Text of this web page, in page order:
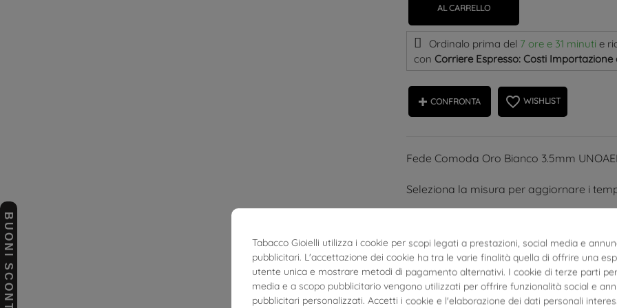
AL CARRELLO
Ordinalo prima del 7 ore e 31 minuti e
con Corriere Espresso: Costi
CONFRONTA favorite_border WISHLIST
Fede Comoda Oro Bianco 3.5mm
Seleziona la misura per aggiornare i
Fede COMODAin oro bianco
Oro a titolo 18kt
BUONI SCONTO
Tabacco Gioielli utilizza i cookie per scopi legati a prestazioni, social media e
pubblicitari. L'accettazione dei cookie ha tra le varie finalità quella di offrire una
utente unica e mostrare metodi di pagamento alternativi. I cookie di terze parti
media e a scopo pubblicitario vengono utilizzati per offrire funzionalità social e
pubblicitari personalizzati. Accetti i cookie e l'elaborazione dei dati personali